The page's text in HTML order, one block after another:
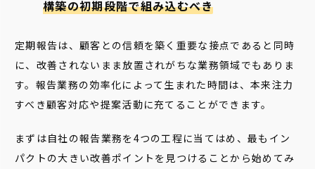
構築の初期段階で組み込むべき
定期報告は、顧客との信頼を築く重要な接点であると同時
に、改善されないまま放置されがちな業務領域でもありま
す。報告業務の効率化によって生まれた時間は、本来注力
すべき顧客対応や提案活動に充てることができます。
まずは自社の報告業務を4つの工程に当てはめ、最もイン
パクトの大きい改善ポイントを見つけることから始めてみ